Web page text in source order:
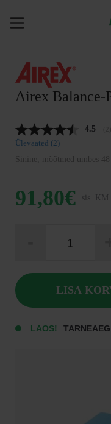
sisältöön
Airex Balance-
4.5
Ülevaated (2)
Sinine, mõõtmed umbes
91,80€ sis.
LAOS!
kogus
LISA